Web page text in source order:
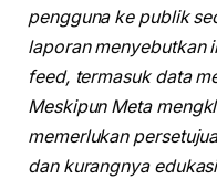
pengguna ke publik
laporan menyebutkan
feed, termasuk data
Meskipun Meta
memerlukan
dan kurangnya